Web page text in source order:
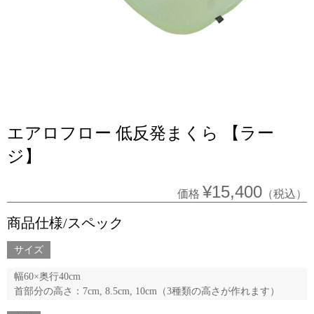
エアロフロー 低反発まくら 【ラー
ジ】
価格 ¥15,400 （税込）
商品仕様/スペック
サイズ
幅60×奥行40cm
首部分の高さ：7cm, 8.5cm, 10cm（3種類の高さが作れます）